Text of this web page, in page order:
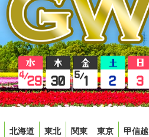
北海道 東北 関東 東京 甲信越